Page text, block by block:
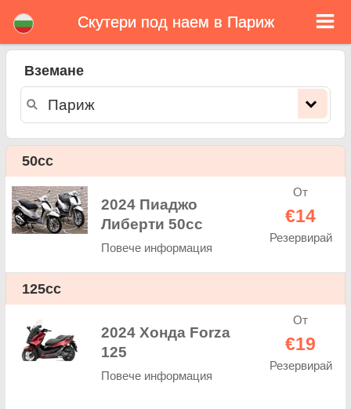
Париж скутери под наем
Париж скутери под наем - ценова листа. Евтини цени за наем на скутери в Париж. Рент скутери в Париж. Нашата Париж
резервация за наем на скутери в Париж - неограничен пробег, GPS, скутери оборудване, пътуване зад граница.
Скутери под наем в Париж
Вземане
50cc
2024 Пиаджо
Либерти 50cc
Повече информация
От
€14
Резервирай
125cc
2024 Хонда Forza
125
Повече информация
От
€19
Резервирай